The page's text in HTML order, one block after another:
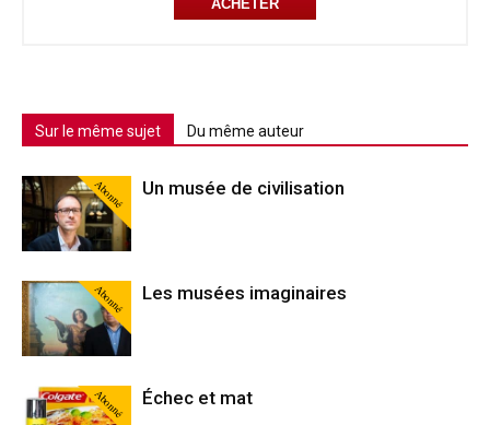
ACHETER
Sur le même sujet Du même auteur
Abonné Un musée de civilisation
Abonné Les musées imaginaires
Abonné Échec et mat